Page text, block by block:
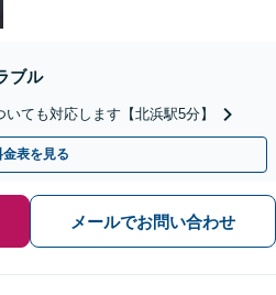
ブル
ても対応します【北浜駅5分】
金表を見る
メールでお問い合わせ